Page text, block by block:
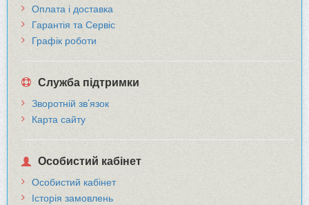
Оплата і доставка
Гарантія та Сервіс
Графік роботи
Служба підтримки
Зворотній зв’язок
Карта сайту
Особистий кабінет
Особистий кабінет
Історія замовлень